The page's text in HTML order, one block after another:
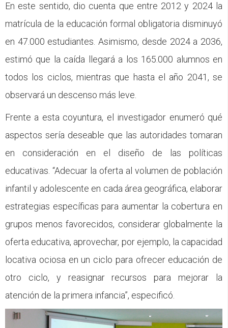
En este sentido, dio cuenta que entre 2012 y 2024 la
matrícula de la educación formal obligatoria disminuyó
en 47.000 estudiantes. Asimismo, desde 2024 a 2036,
estimó que la caída llegará a los 165.000 alumnos en
todos los ciclos, mientras que hasta el año 2041, se
observará un descenso más leve.
Frente a esta coyuntura, el investigador enumeró qué
aspectos sería deseable que las autoridades tomaran
en consideración en el diseño de las políticas
educativas. “Adecuar la oferta al volumen de población
infantil y adolescente en cada área geográfica, elaborar
estrategias específicas para aumentar la cobertura en
grupos menos favorecidos, considerar globalmente la
oferta educativa, aprovechar, por ejemplo, la capacidad
locativa ociosa en un ciclo para ofrecer educación de
otro ciclo, y reasignar recursos para mejorar la
atención de la primera infancia”, especificó.